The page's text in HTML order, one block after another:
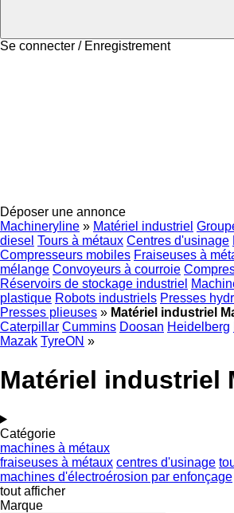
Se connecter / Enregistrement
Déposer une annonce
Machineryline » Matériel industriel
diesel Tours à métaux Centres d'usinage
Compresseurs mobiles Fraiseuses à
mélange Convoyeurs à courroie
Réservoirs de stockage industriel
plastique Robots industriels Presses
Presses plieuses » Matériel industriel
Caterpillar Cummins Doosan Heidelberg
Mazak TyreON »
Matériel industriel
Catégorie
machines à métaux
fraiseuses à métaux centres d'usinage
machines d'électroérosion par enfonçage
tout afficher
Marque